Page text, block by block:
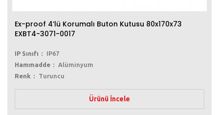
Ex-proof 4’lü Korumalı Buton Kutusu 80x170x73
EXBT4-3071-0017
IP Sınıfı
IP67
Hammadde
Alüminyum
Renk
Turuncu
Ürünü İncele